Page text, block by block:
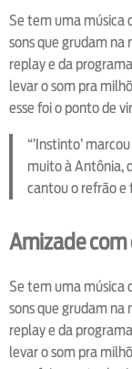
Se tem uma música
sons que grudam na
replay e da
levar o som pra
esse foi o ponto de
“’Instinto’
muito à Antônia,
cantou o refrão e
Amizade
Se tem uma música
sons que grudam na
replay e da
levar o som pra